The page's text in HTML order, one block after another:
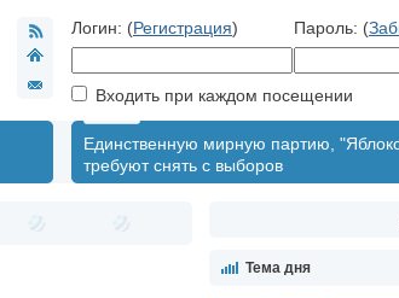
Логин: (Регистрация) Пароль: (
Входить при каждом посещении
Единственную мирную партию,
требуют снять с выборов
Тема дня